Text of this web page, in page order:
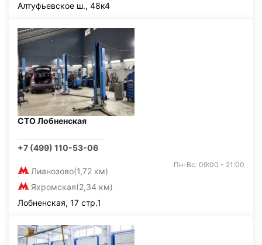
Алтуфьевское ш., 48к4
СТО Лобненская
+7 (499) 110-53-06
Лианозово(1,72 км)
Яхромская(2,34 км)
Пн-Вс: 09:00 - 21:00
Лобненская, 17 стр.1